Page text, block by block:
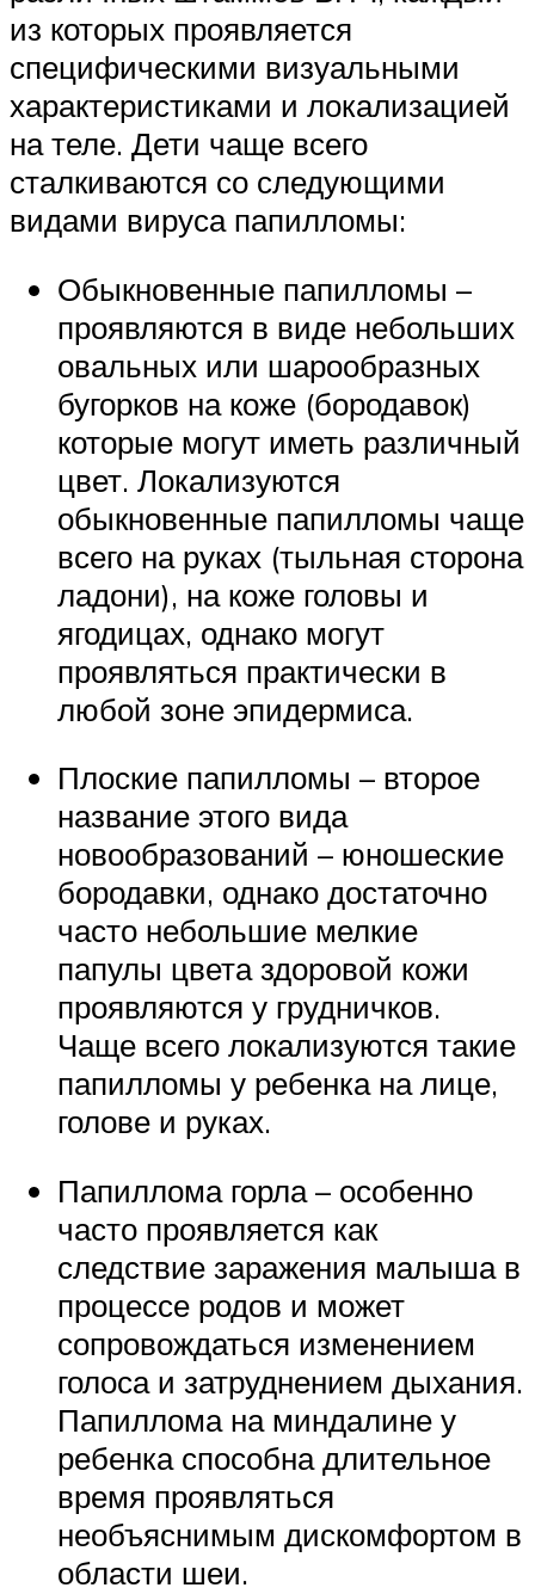
из которых проявляется
специфическими визуальными
характеристиками и локализацией
на теле. Дети чаще всего
сталкиваются со следующими
видами вируса папилломы:
Обыкновенные папилломы –
проявляются в виде небольших
овальных или шарообразных
бугорков на коже (бородавок)
которые могут иметь различный
цвет. Локализуются
обыкновенные папилломы чаще
всего на руках (тыльная сторона
ладони), на коже головы и
ягодицах, однако могут
проявляться практически в
любой зоне эпидермиса.
Плоские папилломы – второе
название этого вида
новообразований – юношеские
бородавки, однако достаточно
часто небольшие мелкие
папулы цвета здоровой кожи
проявляются у грудничков.
Чаще всего локализуются такие
папилломы у ребенка на лице,
голове и руках.
Папиллома горла – особенно
часто проявляется как
следствие заражения малыша в
процессе родов и может
сопровождаться изменением
голоса и затруднением дыхания.
Папиллома на миндалине у
ребенка способна длительное
время проявляться
необъяснимым дискомфортом в
области шеи.